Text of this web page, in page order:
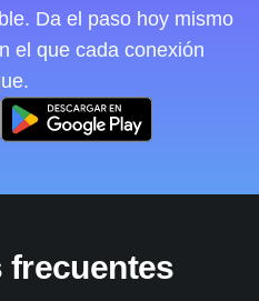
Da el paso hoy mismo
el que cada conexión
frecuentes